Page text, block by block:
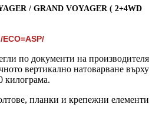
/ GRAND VOYAGER ( 2+4WD
по документи на производителя
вертикално натоварване върху
килограма.
планки и крепежни елементи